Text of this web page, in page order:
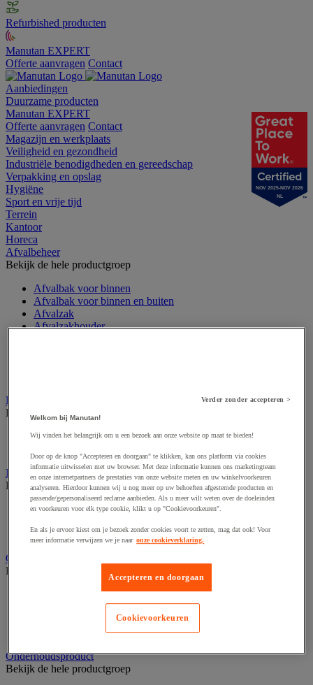
Refurbished producten
Manutan EXPERT
Offerte aanvragen Contact
Aanbiedingen
Duurzame producten
Manutan EXPERT
Offerte aanvragen Contact
Magazijn en werkplaats
Veiligheid en gezondheid
Industriële benodigdheden en gereedschap
Verpakking en opslag
Hygiëne
Sport en vrije tijd
Terrein
Kantoor
Horeca
Afvalbeheer
Bekijk de hele productgroep
Afvalbak voor binnen
Afvalbak voor binnen en buiten
Afvalzak
Afvalzakhouder
Handdoeken en handdoekdispenser
Bekijk de hele productgroep
Handdoek gevouwen en rollen
Industrieel reinigen
Bekijk de hele productgroep
Dispenser voor industrieel poetspapier
Nonwoven en textiel doeken
Onderdelen voor sanitair, douche en badkamer
Bekijk de hele productgroep
Douche apparatuur
Onderdelen voor badkamer
Sanitaire scheidingswand en cabine
Sanitaire uitrusting
Onderhoudsproduct
Bekijk de hele productgroep
NOV 2025-NOV 2026
NL
Verder zonder accepteren >
Welkom bij Manutan!
Wij vinden het belangrijk om u een bezoek aan onze website op maat te bieden!
Door op de knop "Accepteren en doorgaan" te klikken, kan ons platform via cookies
informatie uitwisselen met uw browser. Met deze informatie kunnen ons marketingteam
en onze internetpartners de prestaties van onze website meten en uw winkelvoorkeuren
analyseren. Hierdoor kunnen wij u nog meer op uw behoeften afgestemde producten en
passende/gepersonaliseerd reclame aanbieden. Als u meer wilt weten over de doeleinden
en voorkeuren voor elk type cookie, klikt u op "Cookievoorkeuren".
En als je ervoor kiest om je bezoek zonder cookies voort te zetten, mag dat ook! Voor
meer informatie verwijzen we je naar onze cookieverklaring.
Accepteren en doorgaan
Cookievoorkeuren